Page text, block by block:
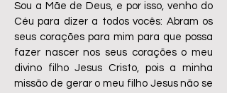
Sou a Mãe de Deus, e por isso, venho do
Céu para dizer a todos vocês: Abram os
seus corações para mim para que possa
fazer nascer nos seus corações o meu
divino filho Jesus Cristo, pois a minha
missão de gerar o meu filho Jesus não se